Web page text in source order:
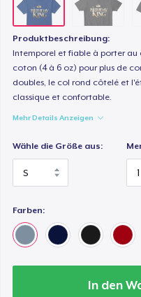
Produktbeschreibung:
Intemporel et fiable à porter au
coton (4 à 6 oz) pour plus de
doubles, le col rond côtelé et
classique et confortable.
Mehr Details Anzeigen
Wähle die Größe aus:
Farben:
In den